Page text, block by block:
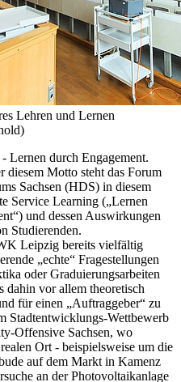
Lehren und Lernen
Lernen durch Engagement.
diesem Motto steht das Forum
Sachsen (HDS) in diesem
Service Learning („Lernen
und dessen Auswirkungen
Studierenden.
Leipzig bereits vielfältig
„echte“ Fragestellungen
oder Graduierungsarbeiten
dahin vor allem theoretisch
für einen „Auftraggeber“ zu
Stadtentwicklungs-Wettbewerb
Offensive Sachsen, wo
Ort - beispielsweise um die
auf dem Markt in Kamenz
an der Photovoltaikanlage